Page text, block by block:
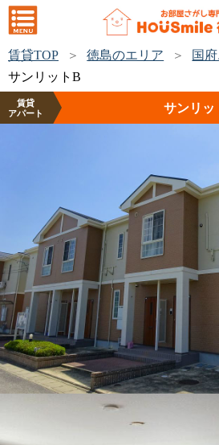
賃貸TOP 徳島のエリア
国
サンリットB
賃貸
アパート
サンリッ